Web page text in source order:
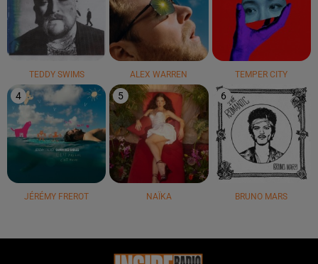
TEDDY SWIMS ALEX WARREN TEMPER CITY
4
JÉRÉMY FREROT
5
NAÏKA
6
BRUNO MARS